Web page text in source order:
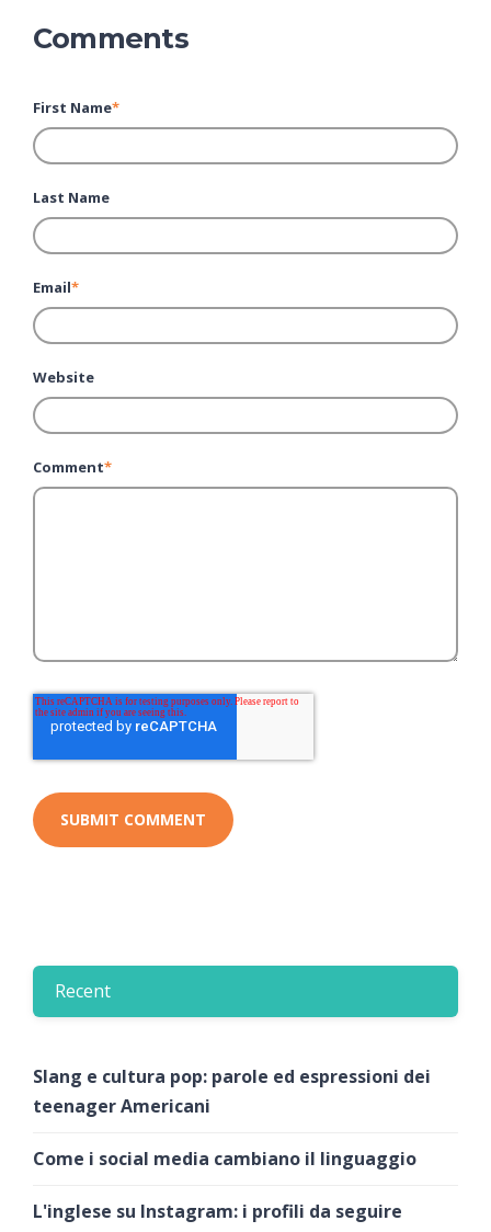
Comments
First Name*
Last Name
Email*
Website
Comment*
Recent
Slang e cultura pop: parole ed espressioni dei
teenager Americani
Come i social media cambiano il linguaggio
L'inglese su Instagram: i profili da seguire